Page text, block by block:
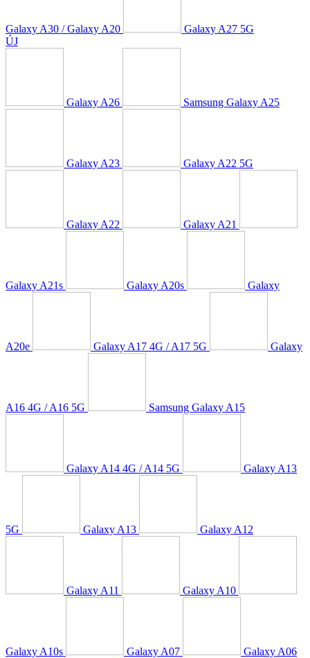
Galaxy A30 / Galaxy A20
Galaxy A27 5G
ÚJ
Galaxy A26 Samsung Galaxy A25
Galaxy A23 Galaxy A22 5G
Galaxy A22 Galaxy A21
Galaxy A21s Galaxy A20s Galaxy
A20e Galaxy A17 4G / A17 5G Galaxy
A16 4G / A16 5G Samsung Galaxy A15
Galaxy A14 4G / A14 5G Galaxy A13
5G Galaxy A13 Galaxy A12
Galaxy A11 Galaxy A10
Galaxy A10s Galaxy A07 Galaxy A06